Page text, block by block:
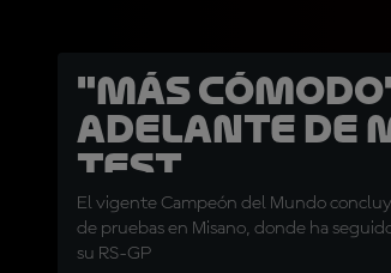
"Más
adelante de
Test
El vigente Campeón del Mundo
de pruebas en Misano, donde ha
su RS-GP